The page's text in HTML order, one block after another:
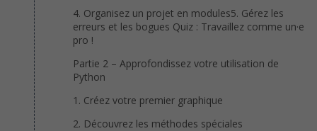
4. Organisez un projet en modules5. Gérez les
erreurs et les bogues Quiz : Travaillez comme un·e
pro !
Partie 2 – Approfondissez votre utilisation de
Python
1. Créez votre premier graphique
2. Découvrez les méthodes spéciales